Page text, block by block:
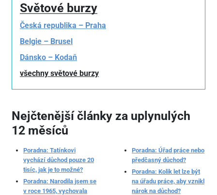
Světové burzy
Česká republika – Praha
Belgie – Brusel
Dánsko – Kodaň
všechny světové burzy
Nejčtenější články za uplynulých
12 měsíců
Poradna: Tatínkovi
vychází důchod pouze 20
tisíc, jak je to možné?
Poradna: Narodila jsem se
v roce 1965, vychovala
Poradna: Úřad práce nebo
předčasný důchod?
Poradna: Kolik let lze být
na úřadu práce, aby vznikl
nárok na důchod?